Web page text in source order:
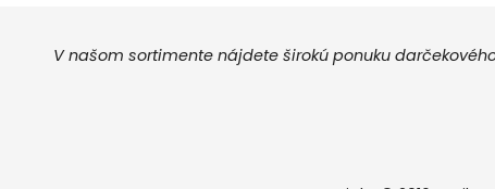
V našom sortimente nájdete širokú ponuku